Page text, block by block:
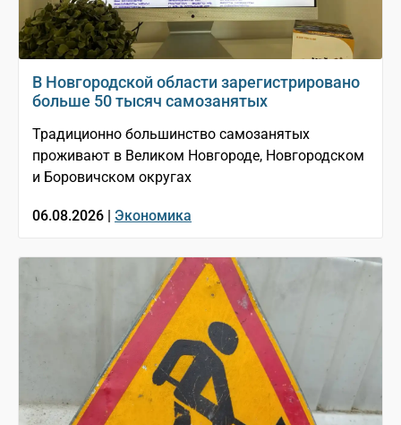
В Новгородской области зарегистрировано
больше 50 тысяч самозанятых
Традиционно большинство самозанятых
проживают в Великом Новгороде, Новгородском
и Боровичском округах
06.08.2026 | Экономика